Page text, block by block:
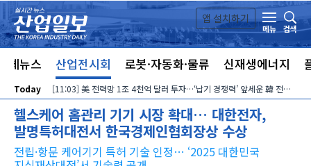
본문 바로가기
앱 설치하기
메뉴
검색
체뉴스 산업전시회 로봇·자동화·물류 신재생에너지
Today [11:03] 美 전력망 1조 4천억 달러 투자…‘납기 경쟁력’ 앞세운 韓 전력기자재 수출 호조
헬스케어 홈관리 기기 시장 확대… 대한전자,
발명특허대전서 한국경제인협회장상 수상
전립·항문 케어기기 특허 기술 인정… ‘2025 대한민국